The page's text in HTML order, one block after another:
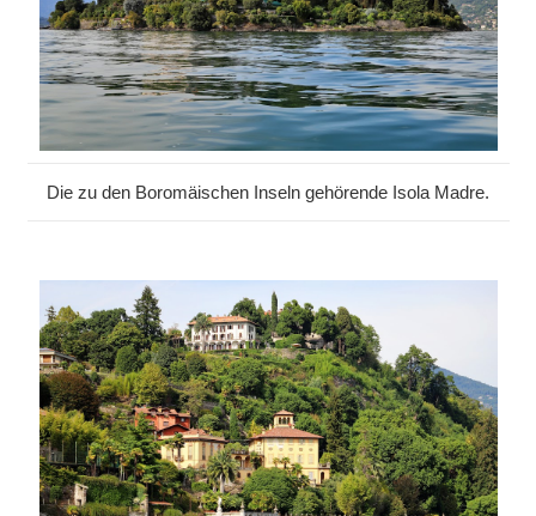
Die zu den Boromäischen Inseln gehörende Isola Madre.